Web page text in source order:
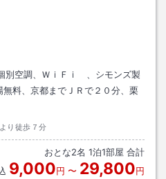
別空調、ＷｉＦｉ 、シモンズ製
料、京都までＪＲで２０分、栗
り徒歩７分
おとな2名 1泊1部屋 合計
9,000円 〜 29,800円